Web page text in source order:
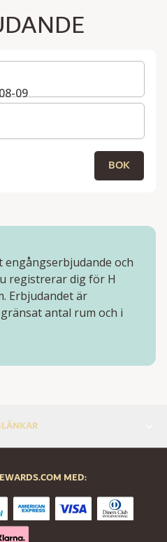
09
för din vistelse
BOK
och
registrerar dig för H
Erbjudandet är
antal rum och i
MED: